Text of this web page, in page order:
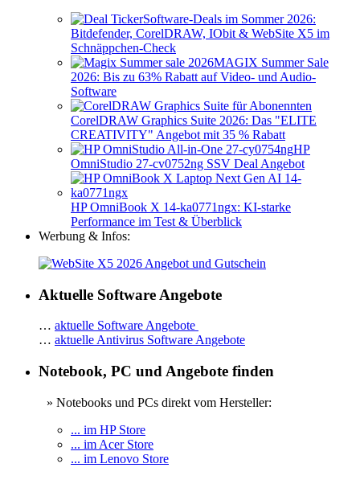
Software-Deals im Sommer 2026:
Bitdefender, CorelDRAW, IObit & WebSite X5 im
Schnäppchen-Check
MAGIX Summer Sale
2026: Bis zu 63% Rabatt auf Video- und Audio-
Software
CorelDRAW Graphics Suite 2026: Das "ELITE
CREATIVITY" Angebot mit 35 % Rabatt
HP
OmniStudio 27-cv0752ng SSV Deal Angebot
HP OmniBook X 14-ka0771ngx: KI-starke
Performance im Test & Überblick
Werbung & Infos:
Aktuelle Software Angebote
… aktuelle Software Angebote
… aktuelle Antivirus Software Angebote
Notebook, PC und Angebote finden
» Notebooks und PCs direkt vom Hersteller:
... im HP Store
... im Acer Store
... im Lenovo Store